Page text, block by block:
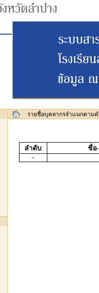
รายชื่อบุคลากรจำแนกตาม
ลำดับ
ชื่อ
-